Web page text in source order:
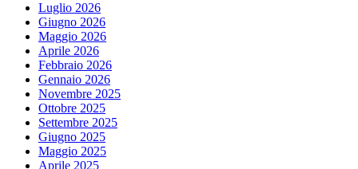
Luglio 2026
Giugno 2026
Maggio 2026
Aprile 2026
Febbraio 2026
Gennaio 2026
Novembre 2025
Ottobre 2025
Settembre 2025
Giugno 2025
Maggio 2025
Aprile 2025